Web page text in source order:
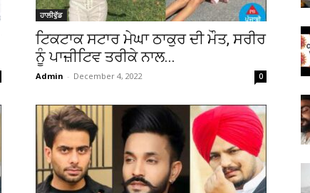
ਹਾਲੀਵੁੱਡ
ਟਿਕਟਾਕ ਸਟਾਰ ਮੇਘਾ ਠਾਕੁਰ ਦੀ ਮੌਤ, ਸਰੀਰ
ਨੂੰ ਪਾਜ਼ੀਟਿਵ ਤਰੀਕੇ ਨਾਲ...
Admin - December 4, 2022 0